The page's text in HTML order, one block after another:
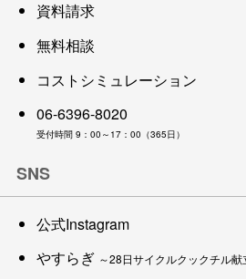
資料請求
無料相談
コストシミュレーション
06-6396-8020
受付時間 9：00～17：00（365日）
SNS
公式Instagram
やすらぎ ～28日サイクルクックチル献